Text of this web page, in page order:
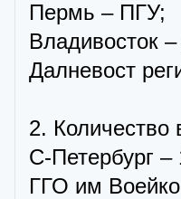
Пермь – ПГУ;
Владивосток
Далневост
2. Количество
С-Петербург
ГГО им